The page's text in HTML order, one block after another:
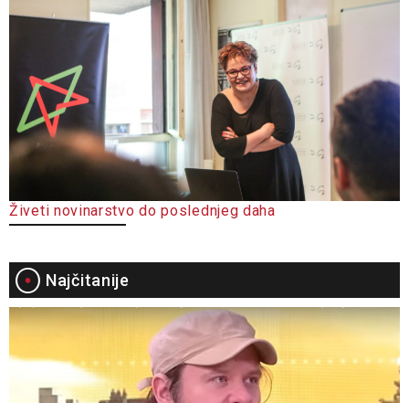
Živeti novinarstvo do poslednjeg daha
Najčitanije